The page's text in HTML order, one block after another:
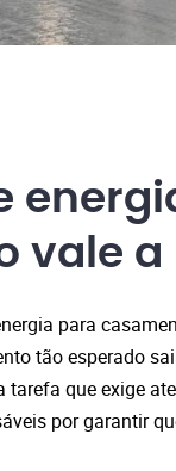
vale a
para
tão esperado
tarefa que exige
por garantir